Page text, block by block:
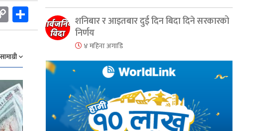
Copy
Link
Share
शनिबार र आइतबार दुई दिन बिदा दिने सरकारको
निर्णय
४ महिना अगाडि